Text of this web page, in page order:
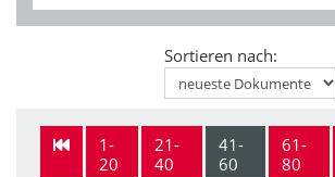
Sortieren nach:
1-
20
21-
40
41-
60
61-
80